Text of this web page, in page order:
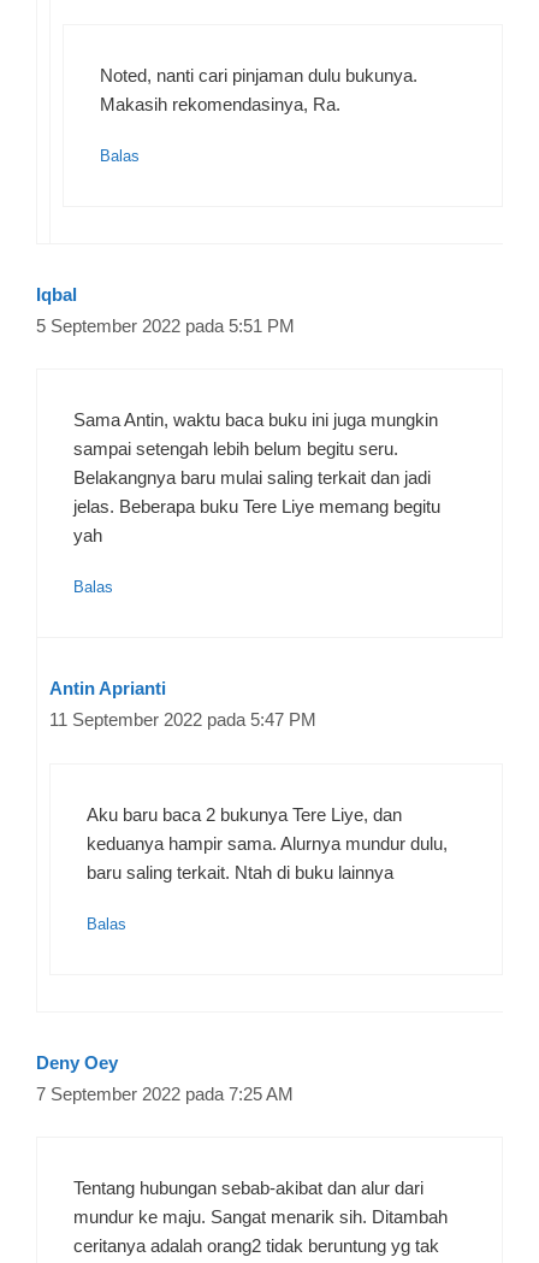
Noted, nanti cari pinjaman dulu bukunya.
Makasih rekomendasinya, Ra.
Balas
Iqbal
5 September 2022 pada 5:51 PM
Sama Antin, waktu baca buku ini juga mungkin
sampai setengah lebih belum begitu seru.
Belakangnya baru mulai saling terkait dan jadi
jelas. Beberapa buku Tere Liye memang begitu
yah
Balas
Antin Aprianti
11 September 2022 pada 5:47 PM
Aku baru baca 2 bukunya Tere Liye, dan
keduanya hampir sama. Alurnya mundur dulu,
baru saling terkait. Ntah di buku lainnya
Balas
Deny Oey
7 September 2022 pada 7:25 AM
Tentang hubungan sebab-akibat dan alur dari
mundur ke maju. Sangat menarik sih. Ditambah
ceritanya adalah orang2 tidak beruntung yg tak